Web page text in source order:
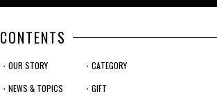
CONTENTS
・OUR STORY
・NEWS & TOPICS
・CATEGORY
・GIFT